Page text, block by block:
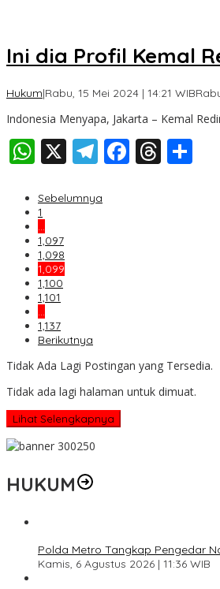
Ini dia Profil Kemal
Hukum|Rabu, 15 Mei 2024 | 14:21 WIB
Indonesia Menyapa, Jakarta – Kemal
WhatsApp
X Telegram
Sebelumnya
1
…
1,097
1,098
1,099
1,100
1,101
…
1,137
Berikutnya
Tidak Ada Lagi Postingan yang Tersedia.
Tidak ada lagi halaman untuk dimuat.
Lihat Selengkapnya
HUKUM
Polda Metro Tangkap Pengedar
Kamis, 6 Agustus 2026 | 11:36 WIB